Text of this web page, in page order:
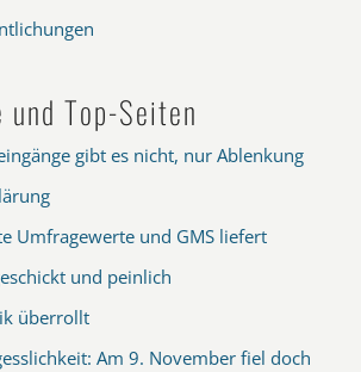
Top-Seiten
gibt es nicht, nur Ablenkung
Umfragewerte und GMS liefert
und peinlich
überrollt
Am 9. November fiel doch